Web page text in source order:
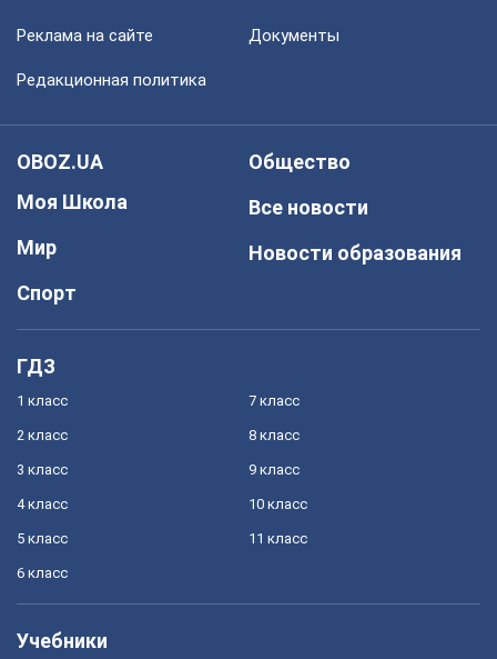
Реклама на сайте Документы
Редакционная политика
OBOZ.UA
Моя Школа
Мир
Спорт
Общество
Все новости
Новости образования
ГДЗ
1 класс
2 класс
3 класс
4 класс
5 класс
6 класс
7 класс
8 класс
9 класс
10 класс
11 класс
Учебники